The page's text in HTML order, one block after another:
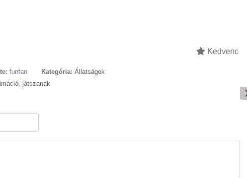
Kedvenc
funfan Kategória: Állatságok
, játszanak